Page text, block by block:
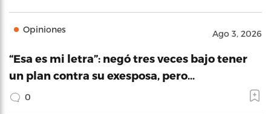
Opiniones Ago 3, 2026
“Esa es mi letra”: negó tres veces bajo tener
un plan contra su exesposa, pero…
0